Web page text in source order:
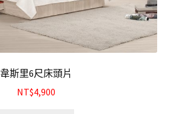
韋斯里6尺床頭片
NT$4,900